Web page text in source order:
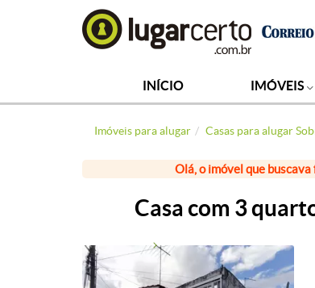
INÍCIO IMÓVEIS
Imóveis para alugar Casas para alugar
Olá, o imóvel que
Casa com 3